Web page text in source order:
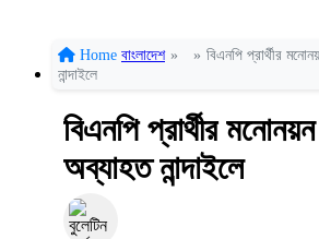
Home বাংলাদেশ » » বিএনপি প্রার্থীর
নান্দাইলে
বিএনপি প্রার্থীর মনোনয়ন
অব্যাহত নান্দাইলে